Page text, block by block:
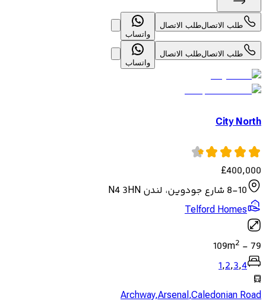
طلب الاتصالطلب الاتصال
واتساب
طلب الاتصالطلب الاتصال
واتساب
City North
£400,000
8-10 شارع جودوين، لندن N4 3HN
Telford Homes
79
-
109m2
1,2,3,4
Archway,Arsenal,Caledonian Road